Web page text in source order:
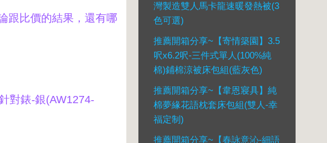
跟比價的結果，還有哪
對錶-銀(AW1274-
灣製造雙人馬卡龍速暖發熱被(3
色可選)
推薦開箱分享~【寄情築園】3.5
呎x6.2呎-三件式單人(100%純
棉)鋪棉涼被床包組(藍灰色)
推薦開箱分享~【韋恩寢具】純
棉夢緣花語枕套床包組(雙人-幸
福定制)
推薦開箱分享~【春詠意沁-細語